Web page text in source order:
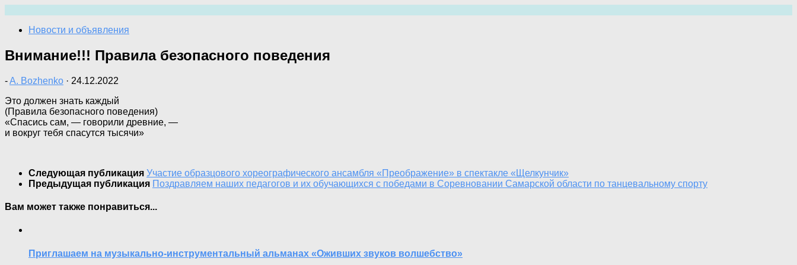
содержимому
Новости и объявления
Внимание!!! Правила безопасного поведения
-A. Bozhenko · 24.12.2022
Это должен знать каждый
(Правила безопасного поведения)
«Спасись сам, — говорили древние, —
и вокруг тебя спасутся тысячи»
Следующая публикация Участие образцового хореографического ансамбля «Преображение» в спектакле «Щелкунчик»
Предыдущая публикация Поздравляем наших педагогов и их обучающихся с победами в Соревновании Самарской области по танцевальному спорту
Вам может также понравиться...
Приглашаем на музыкально-инструментальный альманах «Оживших звуков волшебство»